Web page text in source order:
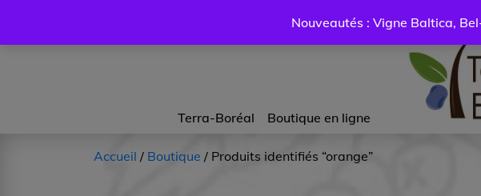
Terra-Boréal Boutique en ligne
Accueil / Boutique / Produits identifiés “orange”
Nouveautés : Vigne Baltica,